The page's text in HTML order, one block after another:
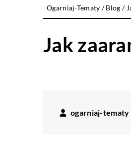
Ogarniaj-Tematy /Blog /
Jak
ogarniaj-tematy